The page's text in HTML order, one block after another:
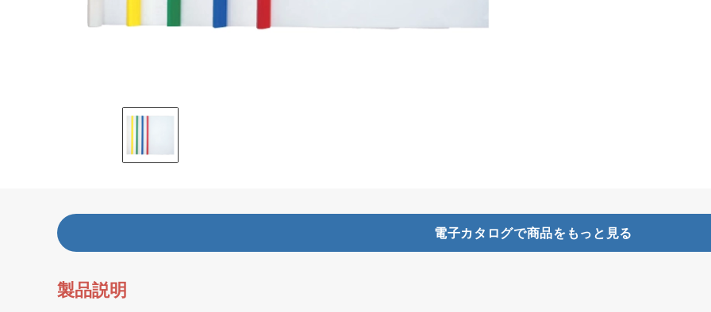
電子カタログで商品をもっと見る
製品説明